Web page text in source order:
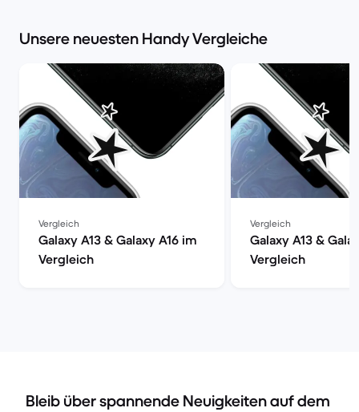
Unsere neuesten Handy Vergleiche
Vergleich
Galaxy A13 & Galaxy A16 im
Vergleich
Vergleich
Galaxy A13 &
Vergleich
Bleib über spannende Neuigkeiten auf dem